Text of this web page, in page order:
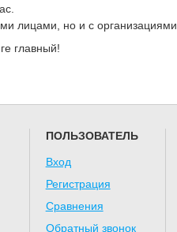
лицами, но и с организациями.
главный!
ПОЛЬЗОВАТЕЛЬ
Вход
Регистрация
Сравнения
Обратный звонок